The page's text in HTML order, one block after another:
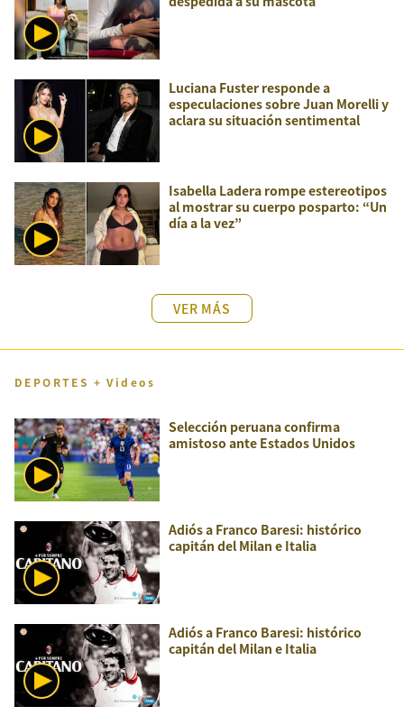
Luciana Fuster responde a
especulaciones sobre Juan Morelli y
aclara su situación sentimental
Isabella Ladera rompe estereotipos
al mostrar su cuerpo posparto: “Un
día a la vez”
VER MÁS
DEPORTES + Videos
Selección peruana confirma
amistoso ante Estados Unidos
Adiós a Franco Baresi: histórico
capitán del Milan e Italia
Adiós a Franco Baresi: histórico
capitán del Milan e Italia